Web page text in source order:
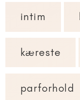
intim
kæreste
parforhold